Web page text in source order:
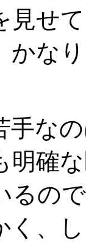
見せ
かな
な
明確
るの
く、